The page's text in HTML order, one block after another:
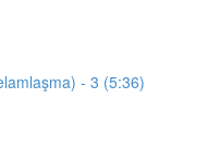
- 3 (5:36)